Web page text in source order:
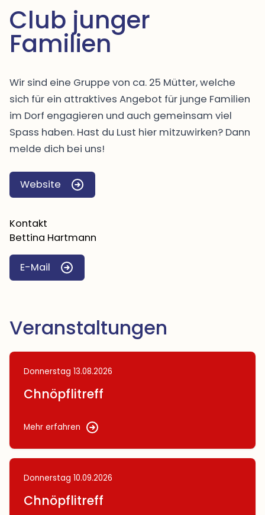
Club junger
Familien
Wir sind eine Gruppe von ca. 25 Mütter, welche
sich für ein attraktives Angebot für junge Familien
im Dorf engagieren und auch gemeinsam viel
Spass haben. Hast du Lust hier mitzuwirken? Dann
melde dich bei uns!
Website
Kontakt
Bettina Hartmann
E-Mail
Veranstaltungen
Donnerstag 13.08.2026
Mehr erfahren
Donnerstag 10.09.2026